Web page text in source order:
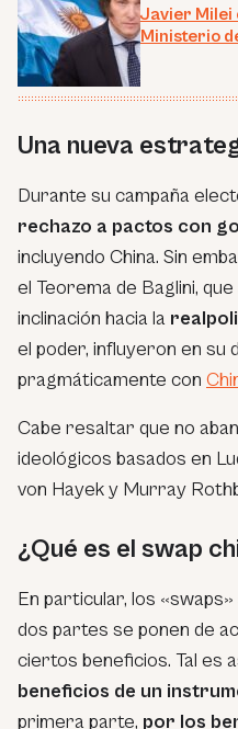
Javier Milei
Ministerio
Una nueva
Durante su campaña
rechazo a pactos con
incluyendo China. Sin
el Teorema de Baglini,
inclinación hacia la
el poder, influyeron en su
pragmáticamente con
Cabe resaltar que no
ideológicos basados en
von Hayek y Murray
¿Qué es el swap
En particular, los
dos partes se ponen de
ciertos beneficios. Tal es
beneficios de un
primera parte, por los